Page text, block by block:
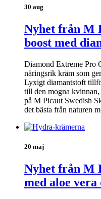
30 aug
Nyhet från M
boost med
Diamond Extreme Pro
näringsrik kräm som
Lyxigt diamantstoft
till den mogna kvinnan,
på M Picaut Swedish
det bästa från naturen
20 maj
Nyhet från M
med aloe vera